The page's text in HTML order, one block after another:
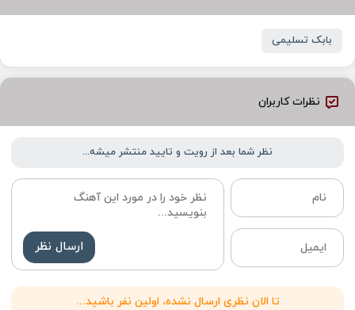
بابک تسلیمی
نظرات کاربران
نظر شما بعد از رویت و تایید منتشر میشه...
ارسال نظر
تا الان نظری ارسال نشده، اولین نفر باشید...